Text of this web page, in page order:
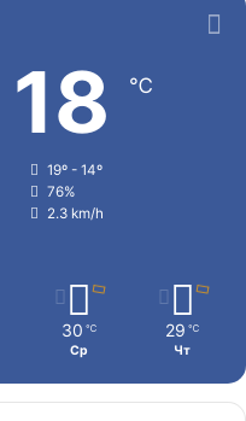
18 ℃
19º - 14º
76%
2.3 km/h
30 ℃
Ср
29 ℃
Чт